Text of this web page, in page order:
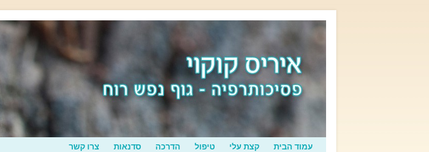
עמוד הבית קצת עלי טיפול הדרכה סדנאות צרו קשר